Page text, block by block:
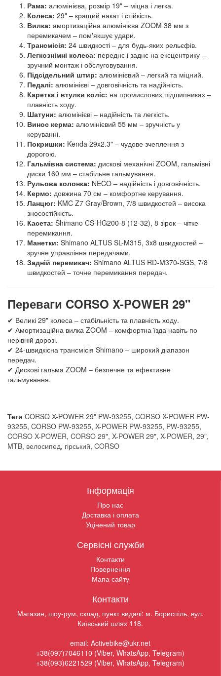
Рама: алюмінієва, розмір 19" – міцна і легка.
Колеса: 29" – кращий накат і стійкість.
Вилка: амортизаційна алюмінієва ZOOM 38 мм з
перемикачем – пом'якшує удари.
Трансмісія: 24 швидкості – для будь-яких рельєфів.
Легкознімні колеса: переднє і заднє на ексцентрику –
зручний монтаж і обслуговування.
Підсідельний штир: алюмінієвий – легкий та міцний.
Педалі: алюмінієві – довговічність та надійність.
Каретка і втулки коліс: на промислових підшипниках –
плавність ходу.
Шатуни: алюмінієві – надійність та легкість.
Винос керма: алюмінієвий 55 мм – зручність у
керуванні.
Покришки: Kenda 29x2.3" – чудове зчеплення з
дорогою.
Гальмівна система: дискові механічні ZOOM, гальмівні
диски 160 мм – стабільне гальмування.
Рульова колонка: NECO – надійність і довговічність.
Кермо: довжина 70 см – комфортне керування.
Ланцюг: KMC Z7 Gray/Brown, 7/8 швидкостей – висока
зносостійкість.
Касета: Shimano CS-HG200-8 (12-32), 8 зірок – чітке
перемикання.
Манетки: Shimano ALTUS SL-M315, 3x8 швидкостей –
зручне управління передачами.
Задній перемикач: Shimano ALTUS RD-M370-SGS, 7/8
швидкостей – точне перемикання передач.
Переваги CORSO X-POWER 29"
✔ Великі 29" колеса – стабільність та плавність ходу.
✔ Амортизаційна вилка ZOOM – комфортна їзда навіть по
нерівній дорозі.
✔ 24-швидкісна трансмісія Shimano – широкий діапазон
передач.
✔ Дискові гальма ZOOM – безпечне та ефективне
гальмування.
Теги CORSO X-POWER 29" PW-93255, CORSO X-POWER PW-
93255, CORSO PW-93255, X-POWER PW-93255, PW-93255,
CORSO X-POWER, CORSO 29", X-POWER 29", X-POWER, 29",
MTB, велосипед, гірський, CORSO
Інформація
Про нас
Доставка і оплата
Уцінений товар
Сервісні служби
Контакти
Повернення
Мапа сайту
Контакти
Магазин, шоу-рум, склад, пункт видачі: м. Бориспіль, вул.
Київський шлях 118.
email: Activebike@ukr.net
+38(097)7046110 (Viber, WhatsApp, Telegram)
+38(093)6221529 (Viber, WhatsApp, Telegram)